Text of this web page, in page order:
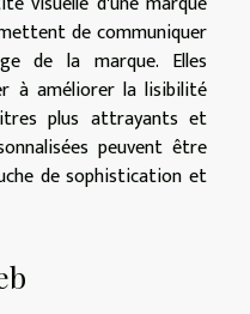
de communiquer
de la marque. Elles
à améliorer la lisibilité
plus attrayants et
peuvent être
de sophistication et